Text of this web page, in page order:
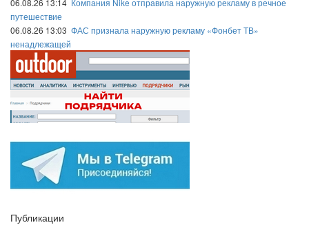
06.08.26 13:14 Компания Nike отправила наружную рекламу в речное
путешествие
06.08.26 13:03 ФАС признала наружную рекламу «Фонбет ТВ»
ненадлежащей
Публикации